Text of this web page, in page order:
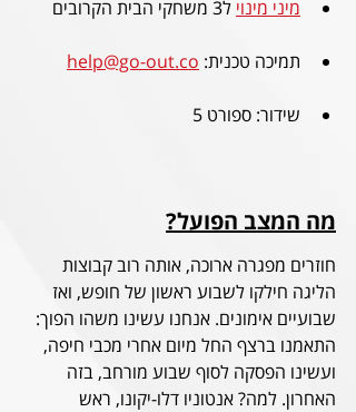
מיני מינוי ל3 משחקי הבית הקרובים
תמיכה טכנית: help@go-out.co
שידור: ספורט 5
מה המצב הפועל?
חוזרים מפגרה ארוכה, אותה רוב קבוצות
הליגה חילקו לשבוע ראשון של חופש, ואז
שבועיים אימונים. אנחנו עשינו משהו הפוך:
התאמנו ברצף החל מיום אחרי מכבי חיפה,
ועשינו הפסקה לסוף שבוע מורחב, בזה
האחרון. למה? אנטוניו דלו-יקונו, ראש